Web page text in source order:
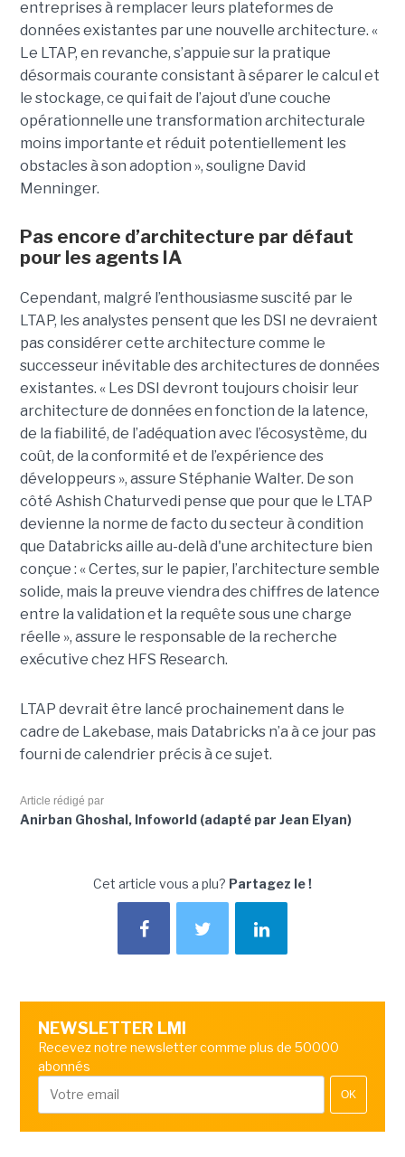
entreprises à remplacer leurs plateformes de
données existantes par une nouvelle architecture. «
Le LTAP, en revanche, s’appuie sur la pratique
désormais courante consistant à séparer le calcul et
le stockage, ce qui fait de l’ajout d’une couche
opérationnelle une transformation architecturale
moins importante et réduit potentiellement les
obstacles à son adoption », souligne David
Menninger.
Pas encore d’architecture par défaut
pour les agents IA
Cependant, malgré l’enthousiasme suscité par le
LTAP, les analystes pensent que les DSI ne devraient
pas considérer cette architecture comme le
successeur inévitable des architectures de données
existantes. « Les DSI devront toujours choisir leur
architecture de données en fonction de la latence,
de la fiabilité, de l’adéquation avec l’écosystème, du
coût, de la conformité et de l’expérience des
développeurs », assure Stéphanie Walter. De son
côté Ashish Chaturvedi pense que pour que le LTAP
devienne la norme de facto du secteur à condition
que Databricks aille au-delà d'une architecture bien
conçue : « Certes, sur le papier, l’architecture semble
solide, mais la preuve viendra des chiffres de latence
entre la validation et la requête sous une charge
réelle », assure le responsable de la recherche
exécutive chez HFS Research.
LTAP devrait être lancé prochainement dans le
cadre de Lakebase, mais Databricks n’a à ce jour pas
fourni de calendrier précis à ce sujet.
Article rédigé par
Anirban Ghoshal, Infoworld (adapté par Jean Elyan)
Cet article vous a plu? Partagez le !
NEWSLETTER LMI
Recevez notre newsletter comme plus de 50000
abonnés
OK